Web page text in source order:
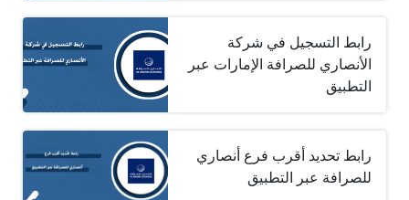
رابط التسجيل في شركة
الأنصاري للصرافة الإمارات عبر
التطبيق
رابط تحديد أقرب فرع أنصاري
للصرافة عبر التطبيق